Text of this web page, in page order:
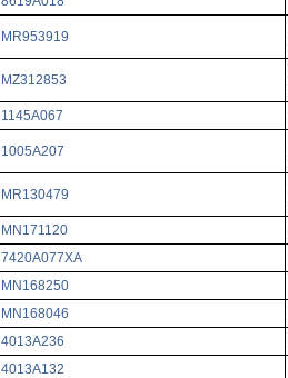
MR953919
MZ312853
1145A067
1005A207
MR130479
MN171120
7420A077XA
MN168250
MN168046
4013A236
4013A132